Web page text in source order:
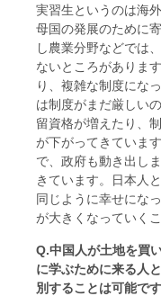
実習生というのは海
母国の発展のために
し農業分野などでは
ないところがありま
り、複雑な制度にな
は制度がまだ厳しい
留資格が増えたり、
が下がってきていま
で、政府も動き出し
きています。日本人
同じように幸せにな
が大きくなっていく
Q.中国人が土地を買
に学ぶために来る人
別することは可能で